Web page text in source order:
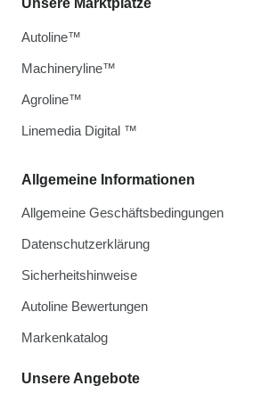
Allgemeine Informationen
Allgemeine Geschäftsbedingungen
Datenschutzerklärung
Sicherheitshinweise
Autoline Bewertungen
Markenkatalog
Unsere Angebote
Unsere Marktplätze
Autoline™
Machineryline™
Agroline™
Linemedia Digital ™